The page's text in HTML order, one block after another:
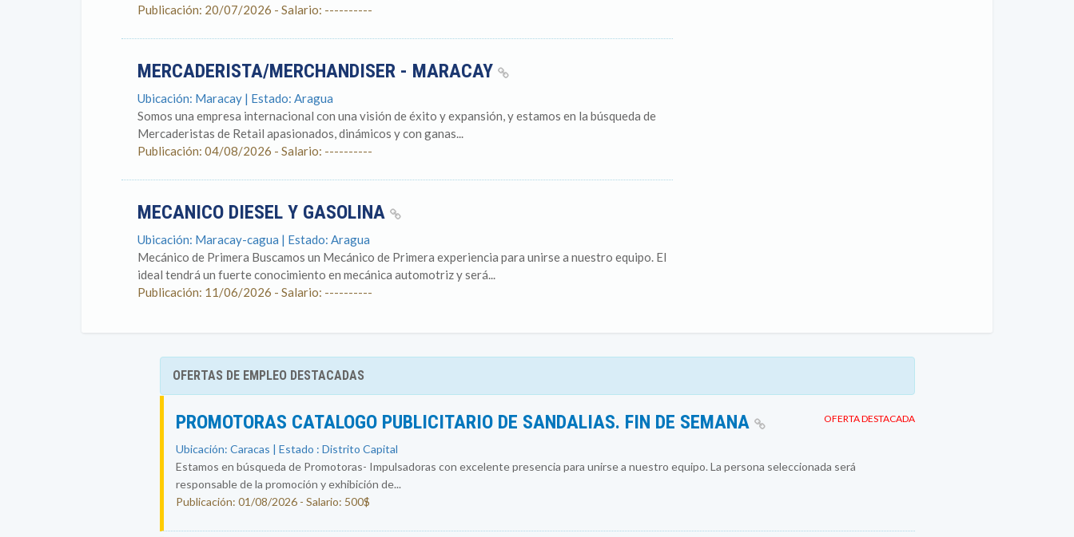
Publicación: 20/07/2026 - Salario: ----------
MERCADERISTA/MERCHANDISER - MARACAY
Ubicación: Maracay | Estado: Aragua
Somos una empresa internacional con una visión de éxito y expansión, y estamos en la búsqueda de
Mercaderistas de Retail apasionados, dinámicos y con ganas...
Publicación: 04/08/2026 - Salario: ----------
MECANICO DIESEL Y GASOLINA
Ubicación: Maracay-cagua | Estado: Aragua
Mecánico de Primera Buscamos un Mecánico de Primera experiencia para unirse a nuestro equipo. El
ideal tendrá un fuerte conocimiento en mecánica automotriz y será...
Publicación: 11/06/2026 - Salario: ----------
OFERTAS DE EMPLEO DESTACADAS
OFERTA DESTACADA
PROMOTORAS CATALOGO PUBLICITARIO DE SANDALIAS. FIN DE SEMANA
Ubicación: Caracas | Estado : Distrito Capital
Estamos en búsqueda de Promotoras- Impulsadoras con excelente presencia para unirse a nuestro equipo. La persona seleccionada será
responsable de la promoción y exhibición de...
Publicación: 01/08/2026 - Salario: 500$